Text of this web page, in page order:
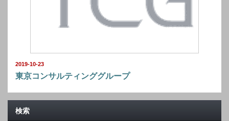
2019-10-23
東京コンサルティンググループ
検索